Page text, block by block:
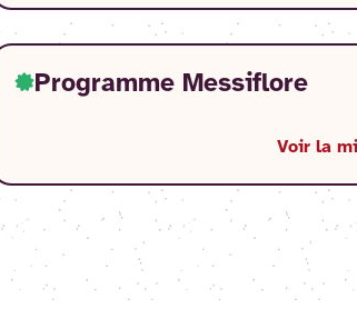
Programme Messiflore
Voir la